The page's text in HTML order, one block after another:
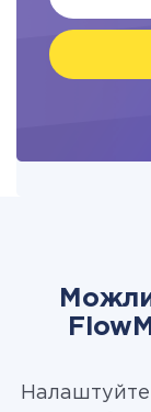
Налаштуйте